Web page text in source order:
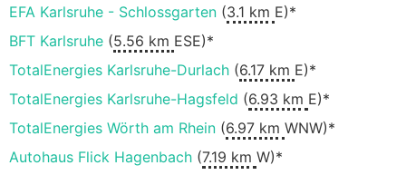
EFA Karlsruhe - Schlossgarten (3.1 km E)*
BFT Karlsruhe (5.56 km ESE)*
TotalEnergies Karlsruhe-Durlach (6.17 km E)*
TotalEnergies Karlsruhe-Hagsfeld (6.93 km E)*
TotalEnergies Wörth am Rhein (6.97 km WNW)*
Autohaus Flick Hagenbach (7.19 km W)*